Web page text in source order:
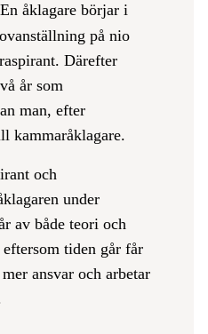
åklagare börjar i
på nio
Därefter
år som
man, efter
kammaråklagare.
och
under
av både teori och
tiden går får
ansvar och arbetar